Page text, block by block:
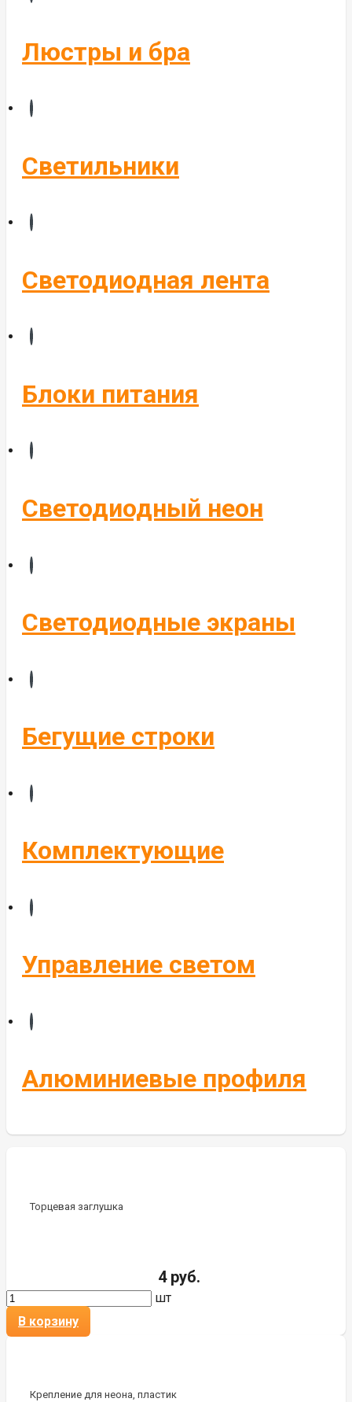
Управление светом
Люстры и бра
Светильники
Светодиодная лента
Блоки питания
Светодиодный неон
Светодиодные экраны
Бегущие строки
Комплектующие
Управление светом
Алюминиевые профиля
Торцевая заглушка
4 руб.
шт
В корзину
Крепление для неона, пластик